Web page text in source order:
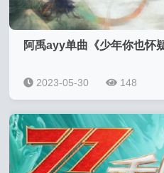
阿禹ayy单曲《少年你也怀
2023-05-30 148